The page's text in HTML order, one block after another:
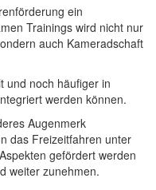
ein
Trainings wird nicht nur
auch Kameradschaft
und noch häufiger in
werden können.
Augenmerk
das Freizeitfahren unter
gefördert werden
weiter zunehmen.